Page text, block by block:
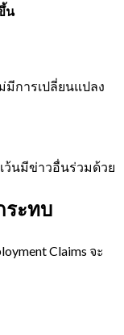
น
มีการเปลี่ยนแปลง
ว้นมีข่าวอื่นร่วมด้วย
ระทบ
Claims จะ